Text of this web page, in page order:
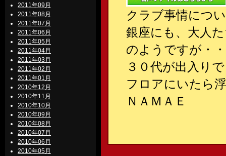
2011年09月
2011年08月
2011年07月
2011年06月
2011年05月
2011年04月
2011年03月
2011年02月
2011年01月
2010年12月
2010年11月
2010年10月
2010年09月
2010年08月
2010年07月
2010年06月
2010年05月
クラブ事情につ
銀座にも、大人
のようですが・
３０代が出入り
フロアにいたら
ＮＡＭＡＥ